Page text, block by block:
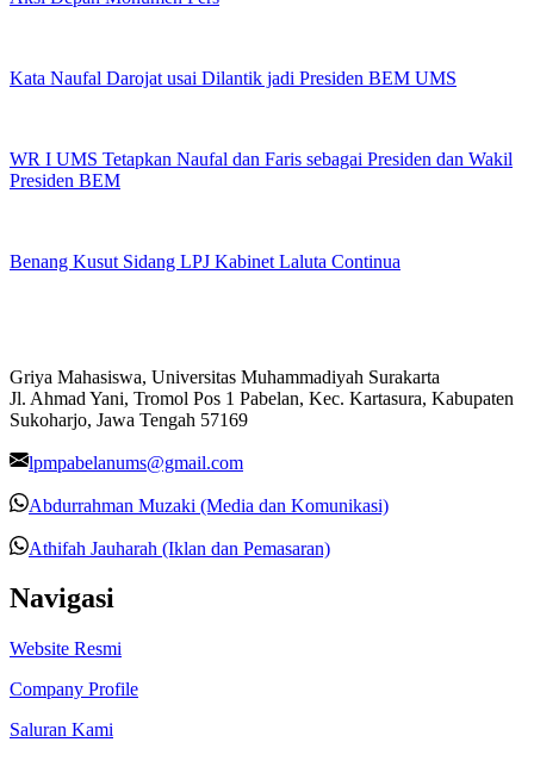
Kata Naufal Darojat usai Dilantik jadi Presiden BEM UMS
WR I UMS Tetapkan Naufal dan Faris sebagai Presiden dan Wakil
Presiden BEM
Benang Kusut Sidang LPJ Kabinet Laluta Continua
Griya Mahasiswa, Universitas Muhammadiyah Surakarta
Jl. Ahmad Yani, Tromol Pos 1 Pabelan, Kec. Kartasura, Kabupaten
Sukoharjo, Jawa Tengah 57169
lpmpabelanums@gmail.com
Abdurrahman Muzaki (Media dan Komunikasi)
Athifah Jauharah (Iklan dan Pemasaran)
Navigasi
Website Resmi
Company Profile
Saluran Kami